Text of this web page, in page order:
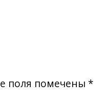
поля помечены *